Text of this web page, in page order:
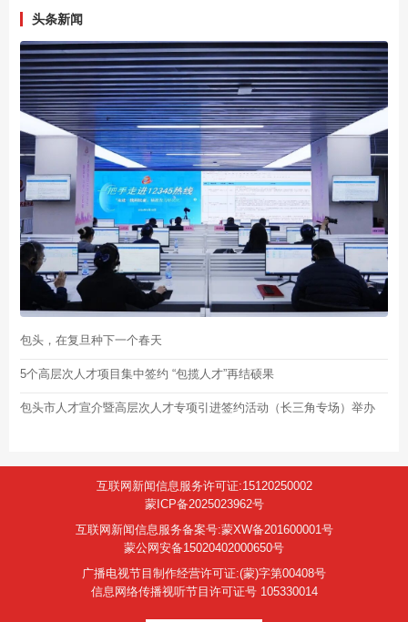
头条新闻
包头，在复旦种下一个春天
5个高层次人才项目集中签约 “包揽人才”再结硕果
包头市人才宣介暨高层次人才专项引进签约活动（长三角专场）举办
互联网新闻信息服务许可证:15120250002
蒙ICP备2025023962号
互联网新闻信息服务备案号:蒙XW备201600001号
蒙公网安备15020402000650号
广播电视节目制作经营许可证:(蒙)字第00408号
信息网络传播视听节目许可证号 105330014